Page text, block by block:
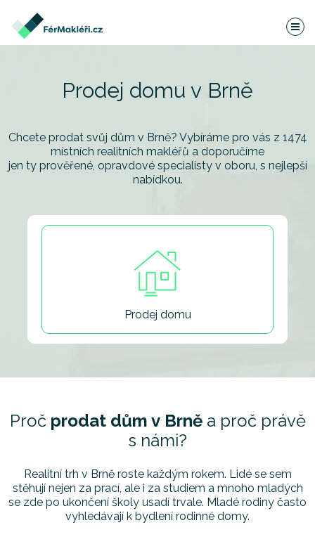
Prodej domu v Brně
Chcete prodat svůj dům v Brně? Vybíráme pro vás z 1474
místních realitních makléřů a doporučíme
jen ty prověřené, opravdové specialisty v oboru, s nejlepší
nabídkou.
Prodej domu
Proč prodat dům v Brněa proč právě
s námi?
Realitní trh v Brně roste každým rokem. Lidé se sem
stěhují nejen za prací, ale i za studiem a mnoho mladých
se zde po ukončení školy usadí trvale. Mladé rodiny často
vyhledávají k bydlení rodinné domy.